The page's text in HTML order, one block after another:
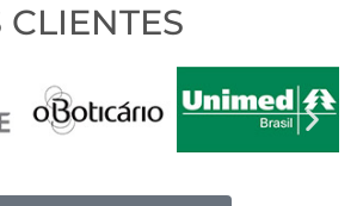
CLIENTES